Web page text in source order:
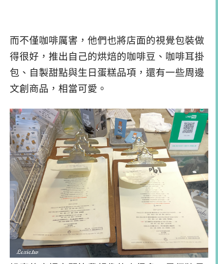
而不僅咖啡厲害，他們也將店面的視覺包裝做
得很好，推出自己的烘焙的咖啡豆、咖啡耳掛
包、自製甜點與生日蛋糕品項，還有一些周邊
文創商品，相當可愛。